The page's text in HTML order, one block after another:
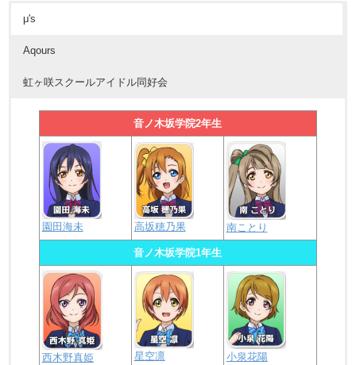
μ's
Aqours
虹ヶ咲スクールアイドル同好会
音ノ木坂学院2年生
園田海未 高坂穂乃果 南ことり
音ノ木坂学院1年生
西木野真姫 星空凛 小泉花陽